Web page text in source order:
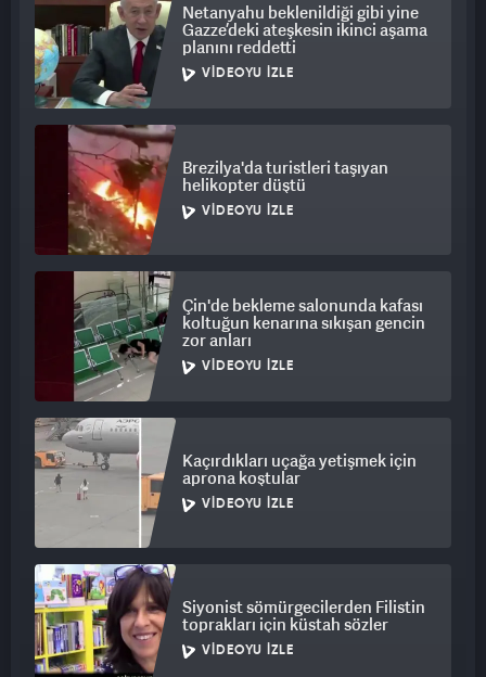
Netanyahu beklenildiği gibi yine
Gazze’deki ateşkesin ikinci aşama
planını reddetti
VIDEOYU İZLE
Brezilya'da turistleri taşıyan
helikopter düştü
VIDEOYU İZLE
Çin'de bekleme salonunda kafası
koltuğun kenarına sıkışan gencin
zor anları
VIDEOYU İZLE
Kaçırdıkları uçağa yetişmek için
aprona koştular
VIDEOYU İZLE
Siyonist sömürgecilerden Filistin
toprakları için küstah sözler
VIDEOYU İZLE